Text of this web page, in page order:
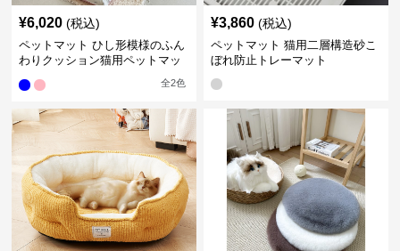
¥6,020 (税込)
ペットマット ひし形模様のふん
わりクッション猫用ペットマッ
全2色
¥3,860 (税込)
ペットマット 猫用二層構造砂こ
ぼれ防止トレーマット